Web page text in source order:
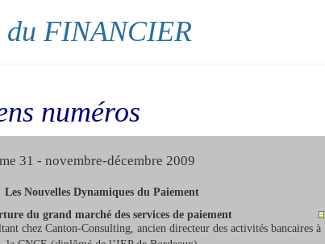
du FINANCIER
numéros
31 - novembre-décembre 2009
Les Nouvelles Dynamiques du Paiement
du grand marché des services de paiement
chez Canton-Consulting, ancien directeur des activités bancaires à